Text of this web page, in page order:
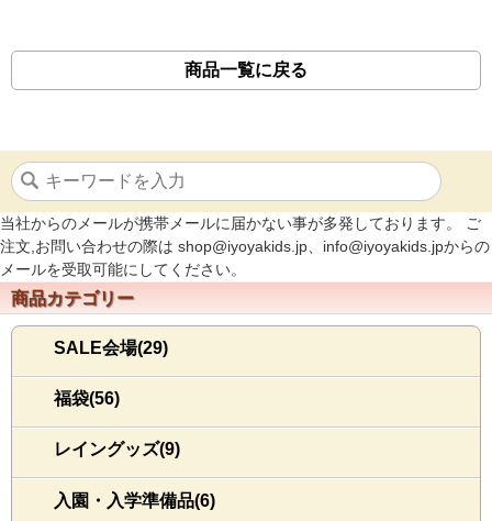
商品一覧に戻る
当社からのメールが携帯メールに届かない事が多発しております。 ご
注文,お問い合わせの際は shop@iyoyakids.jp、info@iyoyakids.jpからの
メールを受取可能にしてください。
商品カテゴリー
SALE会場(29)
福袋(56)
レイングッズ(9)
入園・入学準備品(6)